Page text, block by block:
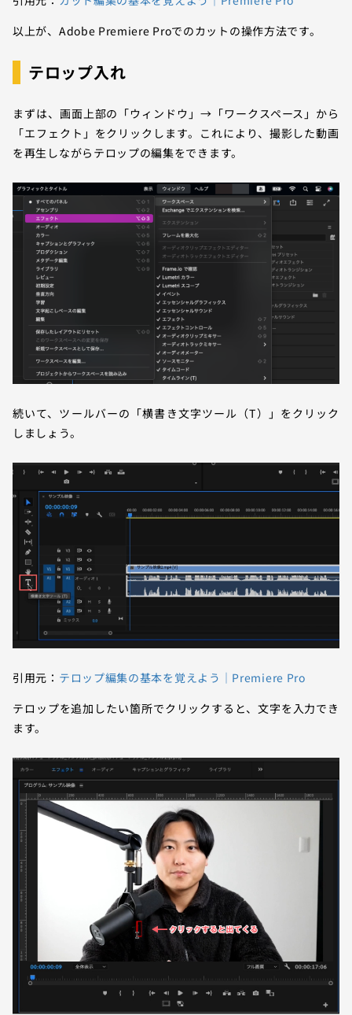
以上が、Adobe Premiere Proでのカットの操作方法です。
テロップ入れ
まずは、画面上部の「ウィンドウ」→「ワークスペース」から
「エフェクト」をクリックします。これにより、撮影した動画
を再生しながらテロップの編集をできます。
続いて、ツールバーの「横書き文字ツール（T）」をクリック
しましょう。
引用元： テロップ編集の基本を覚えよう｜Premiere Pro
テロップを追加したい箇所でクリックすると、文字を入力でき
ます。